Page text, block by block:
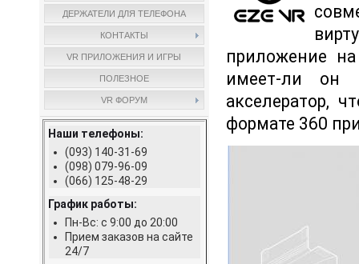
ДЕРЖАТЕЛИ ДЛЯ ТЕЛЕФОНА
КОНТАКТЫ
VR ПРИЛОЖЕНИЯ И ИГРЫ
ПОЛЕЗНОЕ
VR ФОРУМ
Наши телефоны:
(093) 140-31-69
(098) 079-96-09
(066) 125-48-29
График работы:
Пн-Вс: с 9:00 до 20:00
Прием заказов на сайте
24/7
приложение
имеет-ли он
акселератор,
формате 360